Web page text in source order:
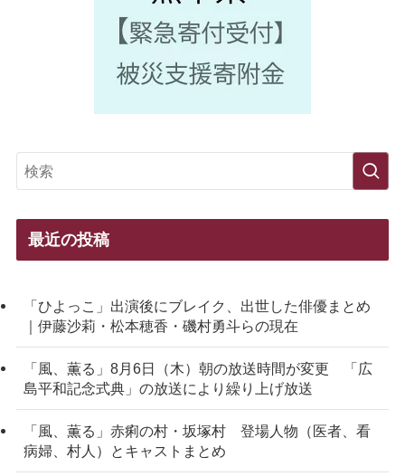
最近の投稿
「ひよっこ」出演後にブレイク、出世した俳優まとめ
｜伊藤沙莉・松本穂香・磯村勇斗らの現在
「風、薫る」8月6日（木）朝の放送時間が変更 「広
島平和記念式典」の放送により繰り上げ放送
「風、薫る」赤痢の村・坂塚村 登場人物（医者、看
病婦、村人）とキャストまとめ